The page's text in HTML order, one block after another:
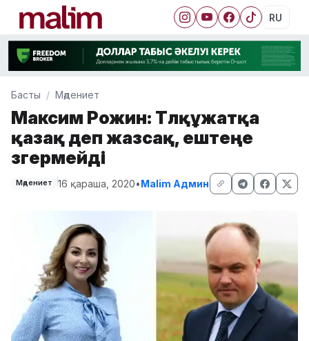
RU
Басты Мәдениет
Максим Рожин: Төлқұжатқа
қазақ деп жазсақ, ештеңе
өзгермейді
Мәдениет 16 қараша, 2020•Malim Админ